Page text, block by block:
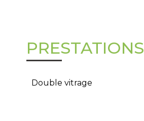
PRESTATIONS
Double vitrage